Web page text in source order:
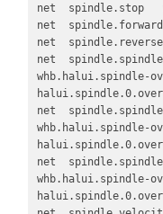
net  spindle.stop
net
net
net
whb.halui.spindle-
net
whb.halui.spindle-
net
whb.halui.spindle-